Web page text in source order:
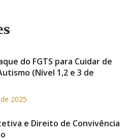
do FGTS para Cuidar de
(Nível 1,2 e 3 de
2025
e Direito de Convivência